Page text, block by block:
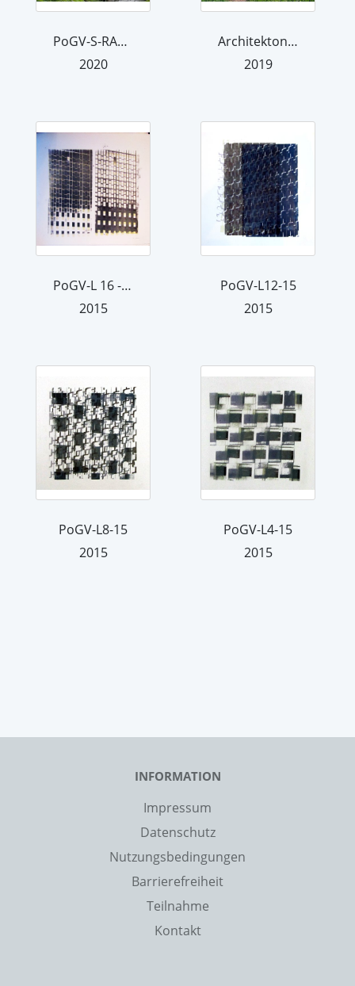
PoGV-S-RA1-20
2020
Architektonische Transparenz RA1-19
2019
PoGV-L 16 - 2015
2015
PoGV-L12-15
2015
PoGV-L8-15
2015
PoGV-L4-15
2015
INFORMATION
Impressum
Datenschutz
Nutzungsbedingungen
Barrierefreiheit
Teilnahme
Kontakt